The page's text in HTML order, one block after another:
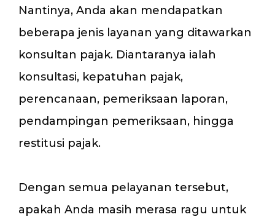
Nantinya, Anda akan mendapatkan
beberapa jenis layanan yang ditawarkan
konsultan pajak. Diantaranya ialah
konsultasi, kepatuhan pajak,
perencanaan, pemeriksaan laporan,
pendampingan pemeriksaan, hingga
restitusi pajak.
Dengan semua pelayanan tersebut,
apakah Anda masih merasa ragu untuk